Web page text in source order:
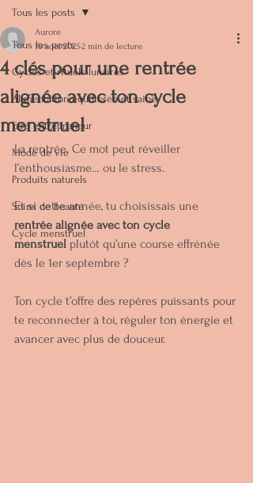
Tous les posts
Cycles et rituels lunaires
Alimentation équilibrée et saine
Etre entrepreneur
Mode de vie
Produits naturels
Soins de beauté
Cycle menstruel
Tous les posts
4 clés pour une rentrée
alignée avec ton cycle
menstruel
Aurore
19 août 20252 min de lecture
La rentrée. Ce mot peut réveiller
l’enthousiasme… ou le stress.
Et si cette année, tu choisissais une
rentrée alignée avec ton cycle
menstruel plutôt qu’une course effrénée
dès le 1er septembre ?
Ton cycle t’offre des repères puissants pour
te reconnecter à toi, réguler ton énergie et
avancer avec plus de douceur.